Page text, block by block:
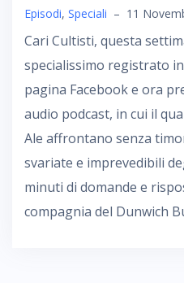
Episodi, Speciali – 11
Cari Cultisti, questa
specialissimo registrato
pagina Facebook e ora
audio podcast, in cui il
Ale affrontano senza
svariate e imprevedibili
minuti di domande e
compagnia del Dunwich